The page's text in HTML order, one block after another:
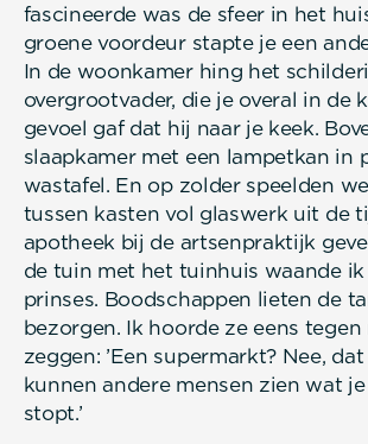
fascineerde was de sfeer in het
groene voordeur stapte je een
In de woonkamer hing het
overgrootvader, die je overal in de
gevoel gaf dat hij naar je keek.
slaapkamer met een lampetkan in
wastafel. En op zolder speelden
tussen kasten vol glaswerk uit de
apotheek bij de artsenpraktijk
de tuin met het tuinhuis waande ik
prinses. Boodschappen lieten de
bezorgen. Ik hoorde ze eens
zeggen: ’Een supermarkt? Nee,
kunnen andere mensen zien wat
stopt.’